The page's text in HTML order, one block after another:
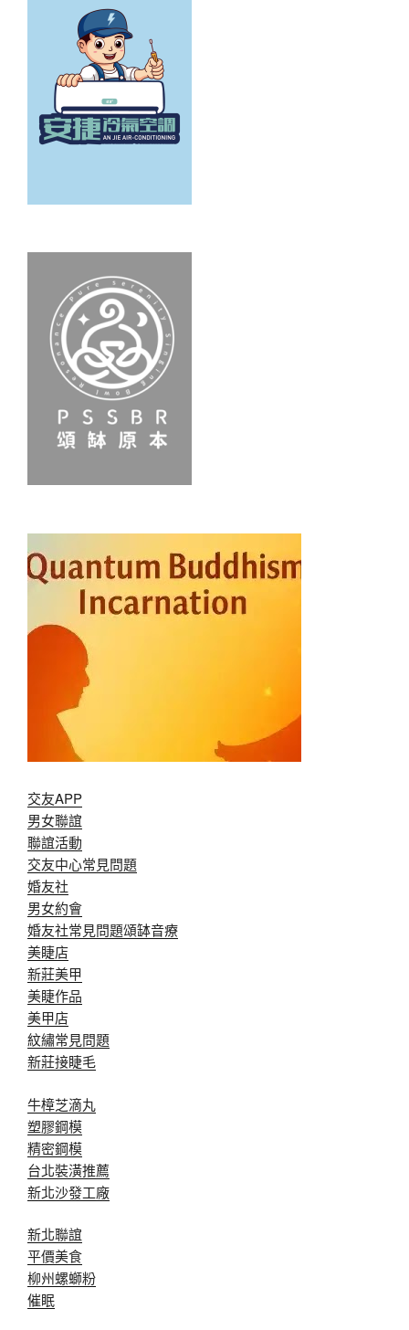
交友APP
男女聯誼
聯誼活動
交友中心常見問題
婚友社
男女約會
婚友社常見問題頌缽音療
美睫店
新莊美甲
美睫作品
美甲店
紋繡常見問題
新莊接睫毛
牛樟芝滴丸
塑膠鋼模
精密鋼模
台北裝潢推薦
新北沙發工廠
新北聯誼
平價美食
柳州螺螄粉
催眠